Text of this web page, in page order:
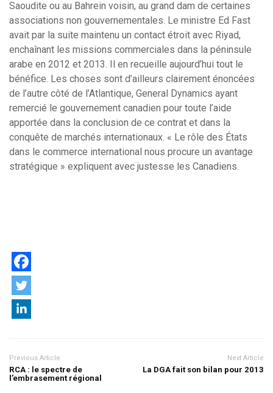
Saoudite ou au Bahrein voisin, au grand dam de certaines
associations non gouvernementales. Le ministre Ed Fast
avait par la suite maintenu un contact étroit avec Riyad,
enchaînant les missions commerciales dans la péninsule
arabe en 2012 et 2013. Il en recueille aujourd’hui tout le
bénéfice. Les choses sont d’ailleurs clairement énoncées
de l’autre côté de l’Atlantique, General Dynamics ayant
remercié le gouvernement canadien pour toute l’aide
apportée dans la conclusion de ce contrat et dans la
conquête de marchés internationaux. « Le rôle des États
dans le commerce international nous procure un avantage
stratégique » expliquent avec justesse les Canadiens.
Previous Article
RCA : le spectre de
l’embrasement régional
Next Article
La DGA fait son bilan pour 2013